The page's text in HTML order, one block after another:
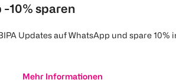
10% sparen
Updates auf WhatsApp und spare 10%
Mehr Informationen